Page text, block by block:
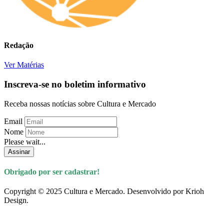
Redação
Ver Matérias
Inscreva-se no boletim informativo
Receba nossas notícias sobre Cultura e Mercado
Email
Nome
Please wait...
Assinar
Obrigado por ser cadastrar!
Copyright © 2025 Cultura e Mercado. Desenvolvido por Krioh
Design.